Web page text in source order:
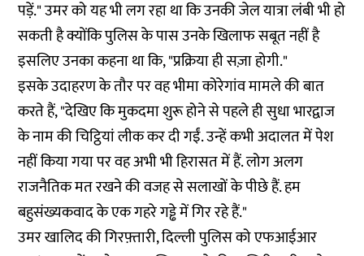
पड़ें." उमर को यह भी लग रहा था कि उनकी जेल यात्रा लंबी भी हो
सकती है क्योंकि पुलिस के पास उनके खिलाफ सबूत नहीं है
इसलिए उनका कहना था कि, "प्रक्रिया ही सज़ा होगी."
इसके उदाहरण के तौर पर वह भीमा कोरेगांव मामले की बात
करते हैं, "देखिए कि मुकदमा शुरू होने से पहले ही सुधा भारद्वाज
के नाम की चिट्ठियां लीक कर दी गईं. उन्हें कभी अदालत में पेश
नहीं किया गया पर वह अभी भी हिरासत में हैं. लोग अलग
राजनैतिक मत रखने की वजह से सलाखों के पीछे हैं. हम
बहुसंख्यकवाद के एक गहरे गड्ढे में गिर रहे हैं."
उमर खालिद की गिरफ़्तारी, दिल्ली पुलिस को एफआईआर